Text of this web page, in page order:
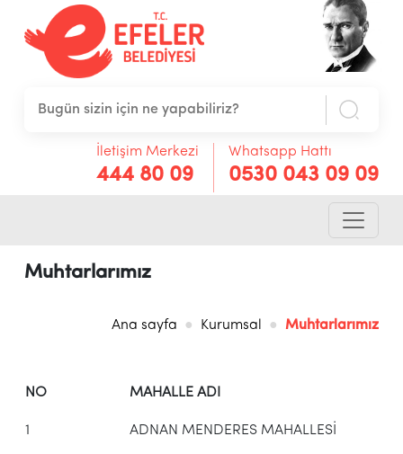
İletişim Merkezi
444 80 09
Whatsapp Hattı
0530 043 09 09
Muhtarlarımız
Ana sayfa Kurumsal Muhtarlarımız
NO MAHALLE ADI
1 ADNAN MENDERES MAHALLESİ